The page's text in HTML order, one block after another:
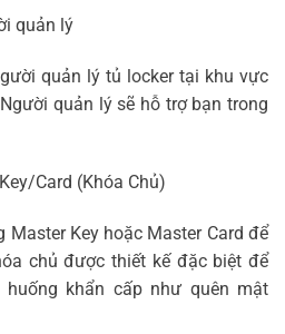
quản lý
quản lý tủ locker tại khu vực
quản lý sẽ hỗ trợ bạn trong
Card (Khóa Chủ)
Master Key hoặc Master Card để
chủ được thiết kế đặc biệt để
khẩn cấp như quên mật